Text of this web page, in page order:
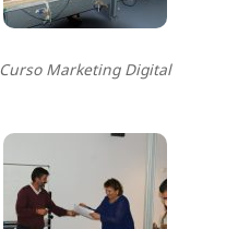
Curso Marketing Digital